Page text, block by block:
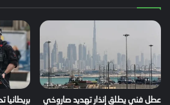
عطل فني يطلق إنذار تهديد صاروخي
بريطانيا